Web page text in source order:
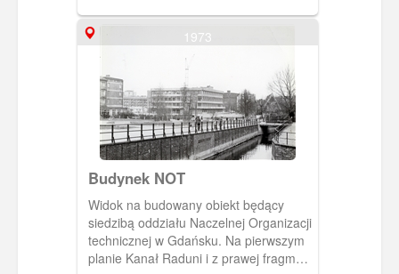
1973
Budynek NOT
Widok na budowany obiekt będący
siedzibą oddziału Naczelnej Organizacji
technicznej w Gdańsku. Na pierwszym
planie Kanał Raduni i z prawej fragment